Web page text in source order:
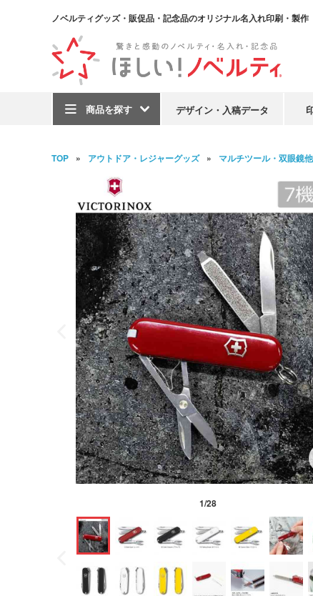
ノベルティグッズ・販促品・記念品のオリジナル名入れ印刷・製作
商品を探す デザイン・入稿データ
TOP アウトドア・レジャーグッズ マルチツール・双眼鏡他
1/28